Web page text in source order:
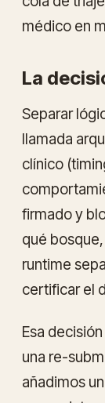
médico en
La
Separar
llamada
clínico
firmado y
qué
runtime
certificar el
Esa
una re-
añadimos